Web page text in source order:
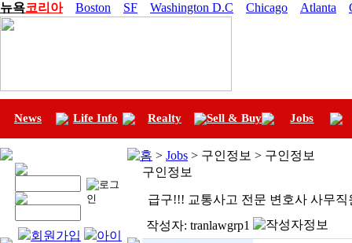
뉴욕코리아 Boston SF Washington D.C Chicago Atlanta
News Life Info Realty Sell & Buy Jobs
회원가입
아이
홈 > Jobs > 구인정보 > 구인정보
구인정보
급구!!! 교통사고 전문 변호사 사무직
작성자: tranlawgrp1